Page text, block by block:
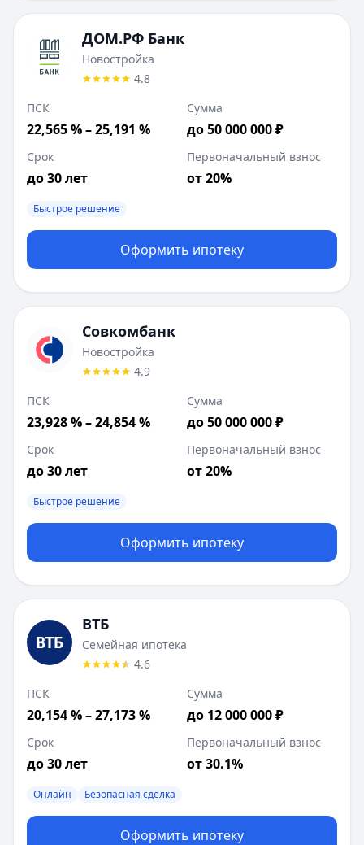
ДОМ.РФ Банк
Новостройка
4.8
ПСК
22,565 % – 25,191 %
Сумма
до 50 000 000 ₽
Срок
до 30 лет
Первоначальный взнос
от 20%
Быстрое решение
Оформить ипотеку
Совкомбанк
Новостройка
4.9
ПСК
23,928 % – 24,854 %
Сумма
до 50 000 000 ₽
Срок
до 30 лет
Первоначальный взнос
от 20%
Быстрое решение
Оформить ипотеку
ВТБ
Семейная ипотека
4.6
ПСК
20,154 % – 27,173 %
Сумма
до 12 000 000 ₽
Срок
до 30 лет
Первоначальный взнос
от 30.1%
Онлайн Безопасная сделка
Оформить ипотеку